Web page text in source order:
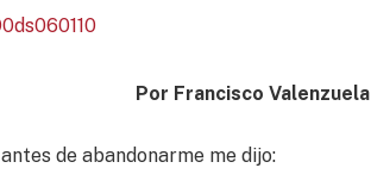
Por Francisco Valenzuela
de abandonarme me dijo: